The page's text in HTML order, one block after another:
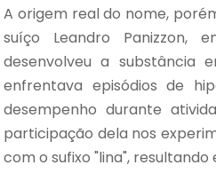
A origem real do nome,
suíço Leandro Panizzon,
desenvolveu a substância
enfrentava episódios de
desempenho durante
participação dela nos
com o sufixo "lina", resultando